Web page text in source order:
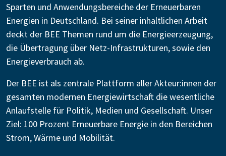
Sparten und Anwendungsbereiche der Erneuerbaren
Energien in Deutschland. Bei seiner inhaltlichen Arbeit
deckt der BEE Themen rund um die Energieerzeugung,
die Übertragung über Netz-Infrastrukturen, sowie den
Energieverbrauch ab.
Der BEE ist als zentrale Plattform aller Akteur:innen der
gesamten modernen Energiewirtschaft die wesentliche
Anlaufstelle für Politik, Medien und Gesellschaft. Unser
Ziel: 100 Prozent Erneuerbare Energie in den Bereichen
Strom, Wärme und Mobilität.